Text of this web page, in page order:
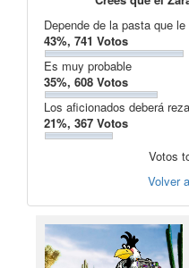
Depende de la pasta que
43%, 741 Votos
Es muy probable
35%, 608 Votos
Los aficionados deberá
21%, 367 Votos
Votos
Volver